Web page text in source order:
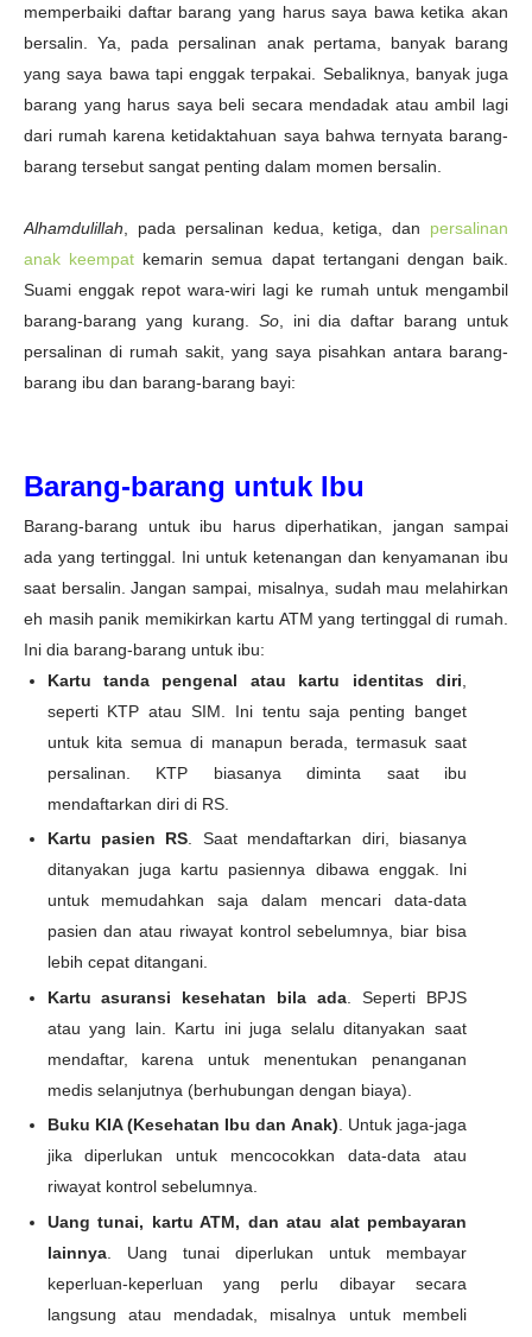
memperbaiki daftar barang yang harus saya bawa ketika akan
bersalin. Ya, pada persalinan anak pertama, banyak barang
yang saya bawa tapi enggak terpakai. Sebaliknya, banyak juga
barang yang harus saya beli secara mendadak atau ambil lagi
dari rumah karena ketidaktahuan saya bahwa ternyata barang-
barang tersebut sangat penting dalam momen bersalin.
Alhamdulillah , pada persalinan kedua, ketiga, dan persalinan
anak keempat kemarin semua dapat tertangani dengan baik.
Suami enggak repot wara-wiri lagi ke rumah untuk mengambil
barang-barang yang kurang. So, ini dia daftar barang untuk
persalinan di rumah sakit, yang saya pisahkan antara barang-
barang ibu dan barang-barang bayi:
Barang-barang untuk Ibu
Barang-barang untuk ibu harus diperhatikan, jangan sampai
ada yang tertinggal. Ini untuk ketenangan dan kenyamanan ibu
saat bersalin. Jangan sampai, misalnya, sudah mau melahirkan
eh masih panik memikirkan kartu ATM yang tertinggal di rumah.
Ini dia barang-barang untuk ibu:
Kartu tanda pengenal atau kartu identitas diri
seperti KTP atau SIM. Ini tentu saja penting banget
untuk kita semua di manapun berada, termasuk saat
persalinan. KTP biasanya diminta saat ibu
mendaftarkan diri di RS.
Kartu pasien RS . Saat mendaftarkan diri, biasanya
ditanyakan juga kartu pasiennya dibawa enggak. Ini
untuk memudahkan saja dalam mencari data-data
pasien dan atau riwayat kontrol sebelumnya, biar bisa
lebih cepat ditangani.
Kartu asuransi kesehatan bila ada . Seperti BPJS
atau yang lain. Kartu ini juga selalu ditanyakan saat
mendaftar, karena untuk menentukan penanganan
medis selanjutnya (berhubungan dengan biaya).
Buku KIA (Kesehatan Ibu dan Anak) . Untuk jaga-jaga
jika diperlukan untuk mencocokkan data-data atau
riwayat kontrol sebelumnya.
Uang tunai, kartu ATM, dan atau alat pembayaran
lainnya. Uang tunai diperlukan untuk membayar
keperluan-keperluan yang perlu dibayar secara
langsung atau mendadak, misalnya untuk membeli